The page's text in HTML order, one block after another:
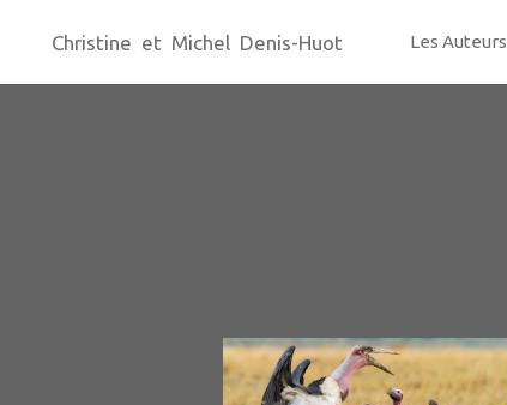
Christine et Michel Denis-Huot Les Auteurs